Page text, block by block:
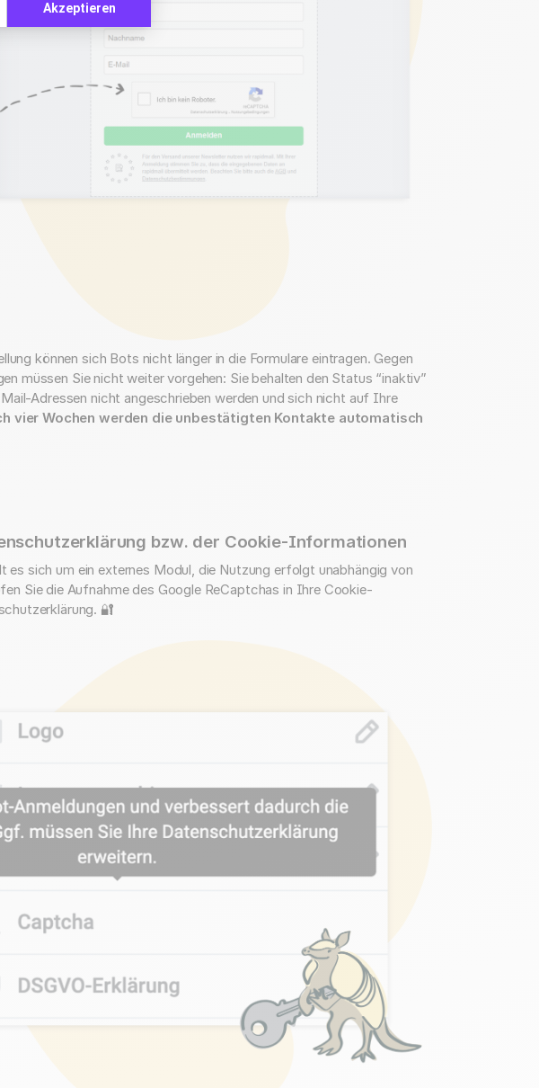
Akzeptieren
können sich Bots nicht länger in die Formulare eintragen. Gegen
müssen Sie nicht weiter vorgehen: Sie behalten den Status “inaktiv”
Adressen nicht angeschrieben werden und sich nicht auf Ihre
vier Wochen werden die unbestätigten Kontakte automatisch
bzw. der Cookie-Informationen
es sich um ein externes Modul, die Nutzung erfolgt unabhängig von
Sie die Aufnahme des Google ReCaptchas in Ihre Cookie-
🔐